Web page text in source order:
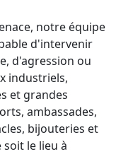
notre équipe
d'intervenir
d'agression ou
industriels,
et grandes
ambassades,
bijouteries et
le lieu à